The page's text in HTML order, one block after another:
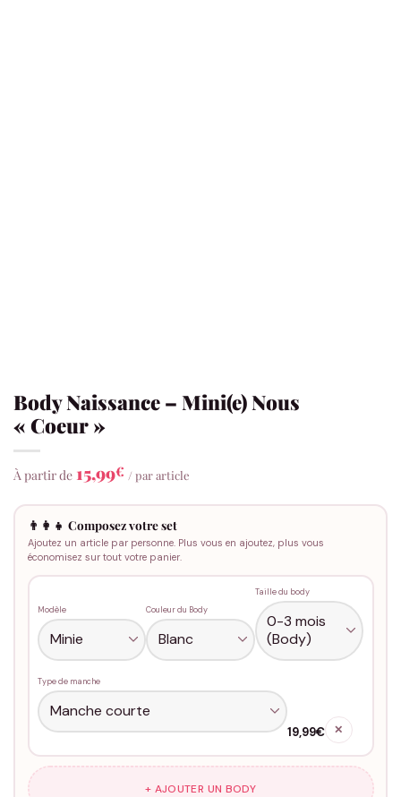
Body Naissance – Mini(e) Nous
« Coeur »
À partir de 15,99€ / par article
👨‍👩‍👧 Composez votre set
Ajoutez un article par personne. Plus vous en ajoutez, plus vous
économisez sur tout votre panier.
Modèle Couleur du Body
Taille du body
Type de manche
19,99€ ✕
+ AJOUTER UN BODY